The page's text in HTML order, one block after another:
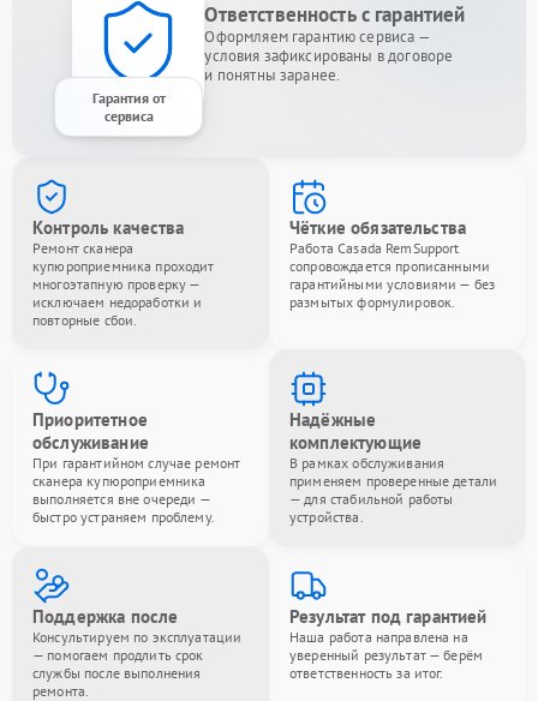
Гарантия от
сервиса
Ответственность с гарантией
Оформляем гарантию сервиса —
условия зафиксированы в договоре
и понятны заранее.
Контроль качества
Ремонт сканера
купюроприемника проходит
многоэтапную проверку —
исключаем недоработки и
повторные сбои.
Чёткие обязательства
Работа Casada RemSupport
сопровождается прописанными
гарантийными условиями — без
размытых формулировок.
Приоритетное
обслуживание
При гарантийном случае ремонт
сканера купюроприемника
выполняется вне очереди —
быстро устраняем проблему.
Надёжные
комплектующие
В рамках обслуживания
применяем проверенные детали
— для стабильной работы
устройства.
Поддержка после
Консультируем по эксплуатации
— помогаем продлить срок
службы после выполнения
ремонта.
Результат под гарантией
Наша работа направлена на
уверенный результат — берём
ответственность за итог.